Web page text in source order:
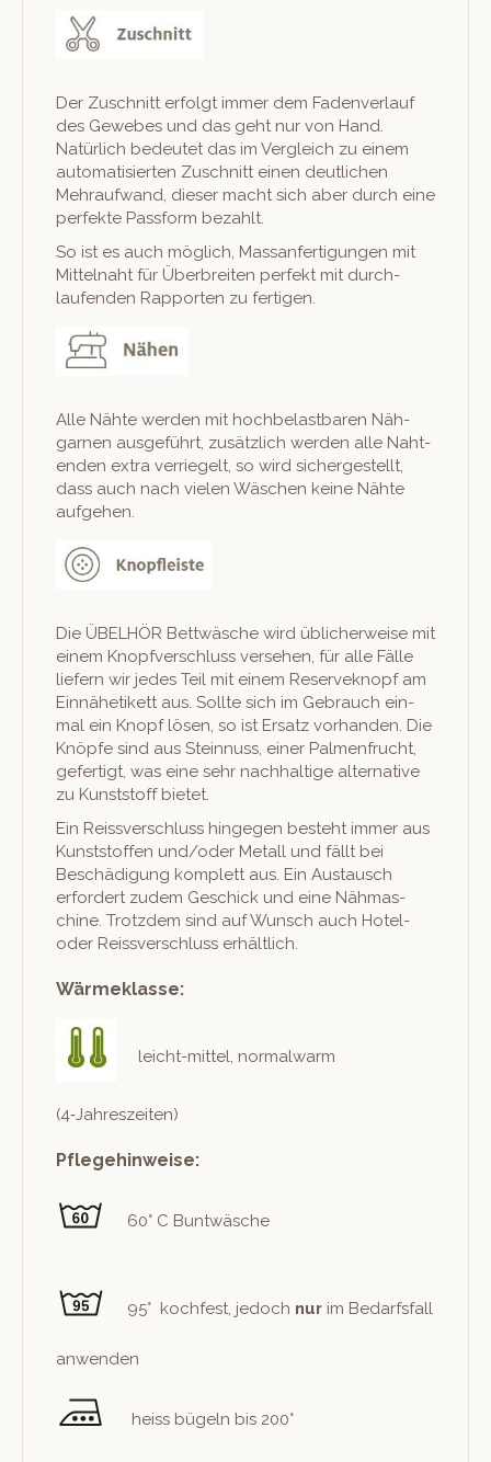
Der Zuschnitt erfol­gt immer dem Faden­ver­lauf
des Gewebes und das geht nur von Hand.
Natür­lich bedeutet das im Ver­gle­ich zu einem
automa­tisierten Zuschnitt einen deut­lichen
Mehraufwand, dieser macht sich aber durch eine
per­fek­te Pass­form bezahlt.
So ist es auch möglich, Mas­san­fer­ti­gun­gen mit
Mit­tel­naht für Über­bre­it­en per­fekt mit durch­
laufend­en Rap­porten zu fertigen.
Alle Nähte wer­den mit hochbe­last­baren Näh­
gar­nen aus­ge­führt, zusät­zlich wer­den alle Nah­t­
en­den extra ver­riegelt, so wird sichergestellt,
dass auch nach vie­len Wäschen keine Nähte
aufgehen.
Die ÜBELHÖR Bet­twäsche wird üblicher­weise mit
einem Knopfver­schluss verse­hen, für alle Fälle
liefern wir jedes Teil mit einem Reserve­knopf am
Ein­nähetikett aus. Sollte sich im Gebrauch ein­
mal ein Knopf lösen, so ist Ersatz vorhan­den. Die
Knöpfe sind aus Stein­nuss, ein­er Pal­men­frucht,
gefer­tigt, was eine sehr nach­haltige alter­na­tive
zu Kun­st­stoff bietet.
Ein Reissver­schluss hinge­gen beste­ht immer aus
Kun­st­stof­fen und/oder Met­all und fällt bei
Beschädi­gung kom­plett aus. Ein Aus­tausch
erfordert zudem Geschick und eine Näh­mas­
chine. Trotz­dem sind auf Wun­sch auch Hotel-
oder Reissver­schluss erhältlich.
Wärmeklasse:
leicht-mit­tel, nor­mal­warm
(4‑Jahreszeiten)
Pflegehinweise:
60° C Buntwäsche
95° kochfest, jedoch nur im Bedarfs­fall
anwenden
heiss bügeln bis 200°